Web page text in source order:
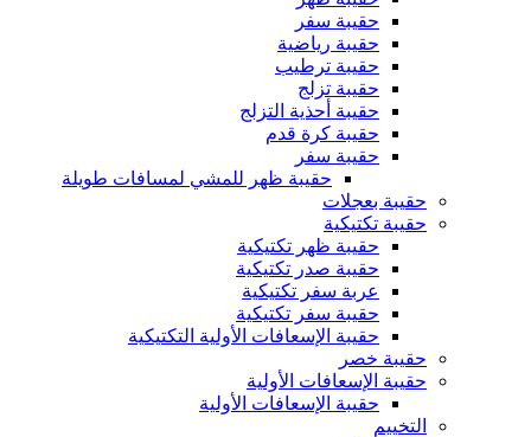
حقيبة سفر
حقيبة رياضية
حقيبة ترطيب
حقيبة تزلج
حقيبة أحذية التزلج
حقيبة كرة قدم
حقيبة سفر
حقيبة ظهر للمشي لمسافات طويلة
حقيبة بعجلات
حقيبة تكتيكية
حقيبة ظهر تكتيكية
حقيبة صدر تكتيكية
عربة سفر تكتيكية
حقيبة سفر تكتيكية
حقيبة الإسعافات الأولية التكتيكية
حقيبة خصر
حقيبة الإسعافات الأولية
حقيبة الإسعافات الأولية
التخييم